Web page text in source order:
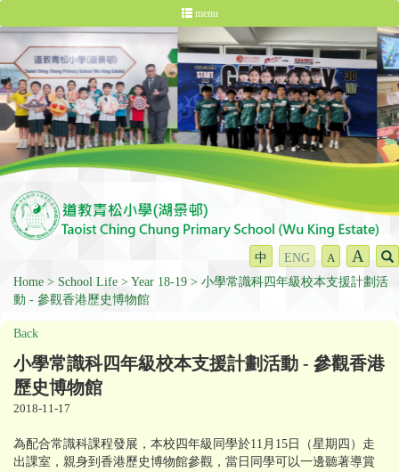
menu
中 ENG A A
Home School Life Year 18-19
小學常識科四年級校本支援計劃活
動 - 參觀香港歷史博物館
Back
小學常識科四年級校本支援計劃活動 - 參觀香港
歷史博物館
2018-11-17
為配合常識科課程發展，本校四年級同學於11月15日（星期四）走
出課室，親身到香港歷史博物館參觀，當日同學可以一邊聽著導賞